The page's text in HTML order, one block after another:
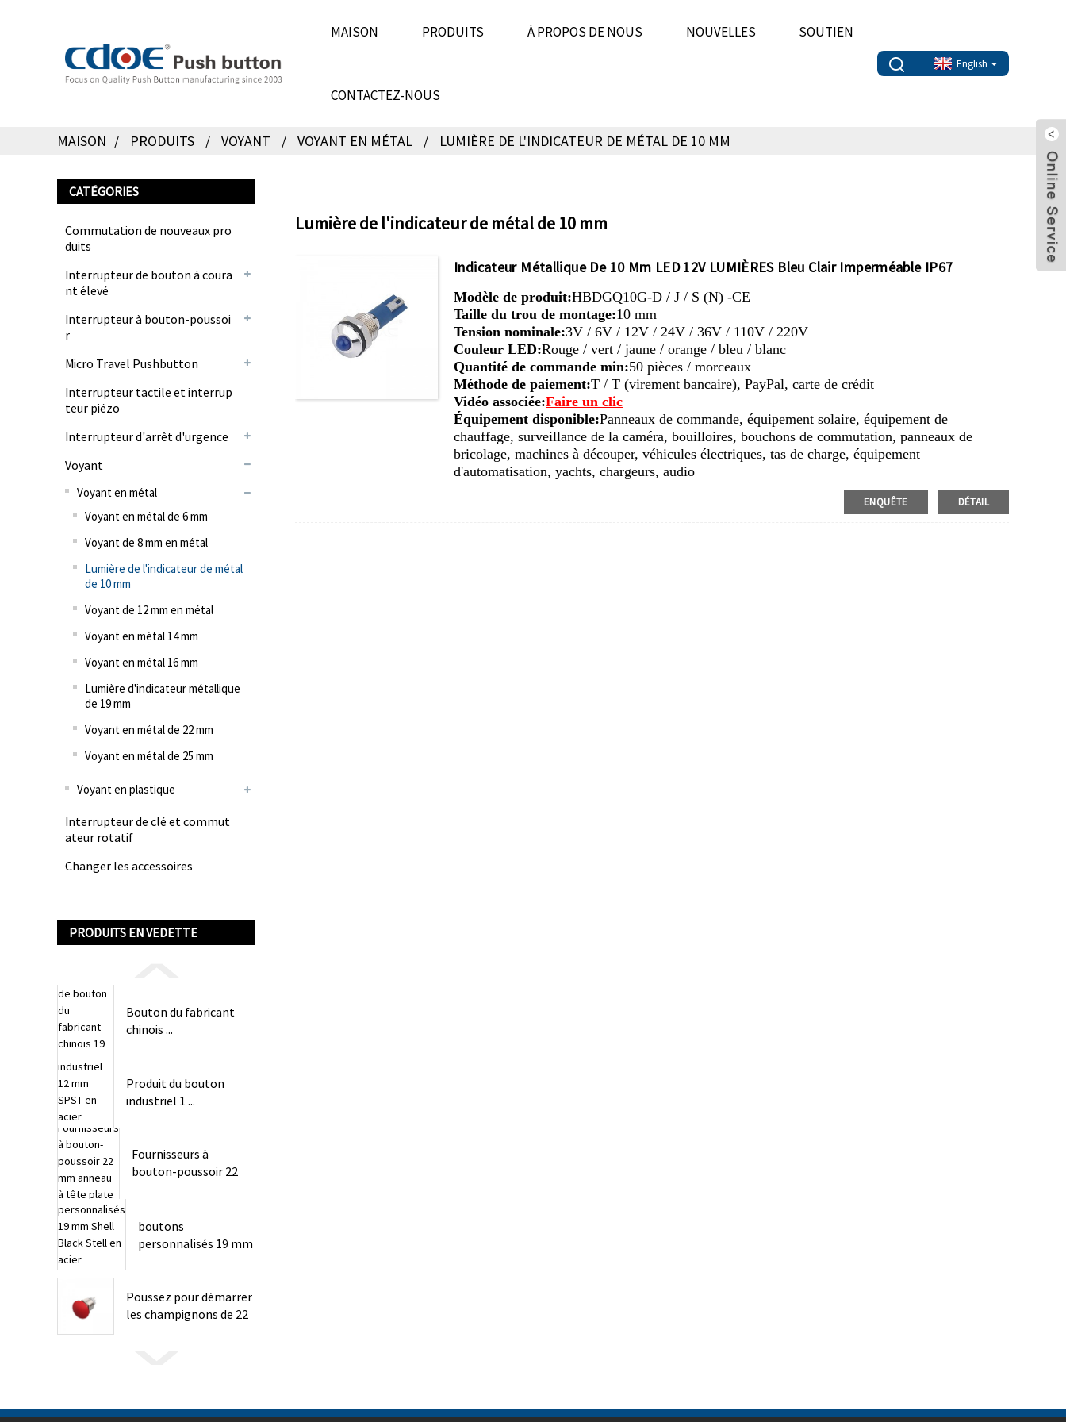
MAISON PRODUITS À PROPOS DE NOUS NOUVELLES SOUTIEN
CONTACTEZ-NOUS
English
MAISON PRODUITS VOYANT VOYANT EN MÉTAL LUMIÈRE DE L'INDICATEUR DE MÉTAL DE 10 MM
CATÉGORIES
Commutation de nouveaux pro
duits
Interrupteur de bouton à coura
nt élevé
Interrupteur à bouton-poussoi
r
Micro Travel Pushbutton
Interrupteur tactile et interrup
teur piézo
Interrupteur d'arrêt d'urgence
Voyant
Voyant en métal
Voyant en métal de 6 mm
Voyant de 8 mm en métal
Lumière de l'indicateur de métal
de 10 mm
Voyant de 12 mm en métal
Voyant en métal 14 mm
Voyant en métal 16 mm
Lumière d'indicateur métallique
de 19 mm
Voyant en métal de 22 mm
Voyant en métal de 25 mm
Voyant en plastique
Interrupteur de clé et commut
ateur rotatif
Changer les accessoires
PRODUITS EN VEDETTE
Bouton du fabricant
chinois ...
Produit du bouton
industriel 1 ...
Fournisseurs à
bouton-poussoir 22
boutons
personnalisés 19 mm
Poussez pour démarrer
les champignons de 22
Lumière de l'indicateur de métal de 10 mm
Indicateur Métallique De 10 Mm LED 12V LUMIÈRES Bleu Clair Imperméable IP67
Modèle de produit:HBDGQ10G-D / J / S (N) -CE
Taille du trou de montage:10 mm
Tension nominale:3V / 6V / 12V / 24V / 36V / 110V / 220V
Couleur LED:Rouge / vert / jaune / orange / bleu / blanc
Quantité de commande min:50 pièces / morceaux
Méthode de paiement:T / T (virement bancaire), PayPal, carte de crédit
Vidéo associée:Faire un clic
Équipement disponible:Panneaux de commande, équipement solaire, équipement de
chauffage, surveillance de la caméra, bouilloires, bouchons de commutation, panneaux de
bricolage, machines à découper, véhicules électriques, tas de charge, équipement
d'automatisation, yachts, chargeurs, audio
ENQUÊTE DÉTAIL